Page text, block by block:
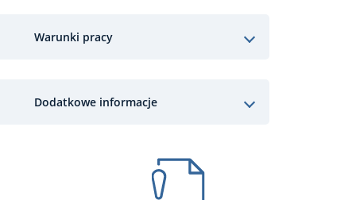
Warunki pracy
Dodatkowe informacje